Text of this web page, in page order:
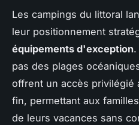
Les campings du littoral
leur positionnement
équipements d'exception.
pas des plages
offrent un accès privilégié
fin, permettant aux
de leurs vacances sans